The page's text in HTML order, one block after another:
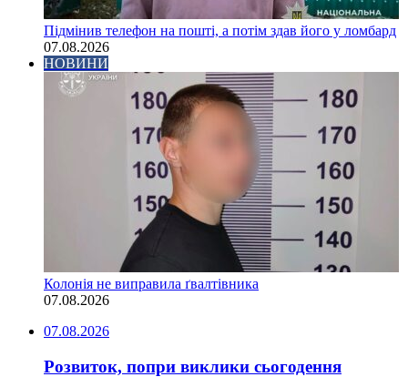
Підмінив телефон на пошті, а потім здав його у ломбард
07.08.2026
НОВИНИ
Колонія не виправила ґвалтівника
07.08.2026
07.08.2026
Розвиток, попри виклики сьогодення